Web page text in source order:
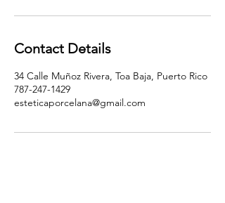
Contact Details
34 Calle Muñoz Rivera, Toa Baja, Puerto Rico
787-247-1429
esteticaporcelana@gmail.com